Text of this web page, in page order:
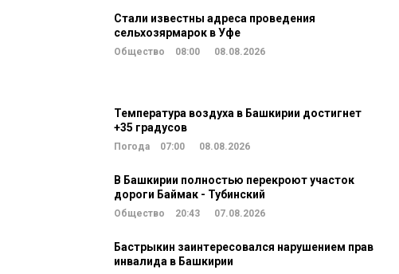
Стали известны адреса проведения
сельхозярмарок в Уфе
Общество 08:00 08.08.2026
Температура воздуха в Башкирии достигнет
+35 градусов
Погода 07:00 08.08.2026
В Башкирии полностью перекроют участок
дороги Баймак - Тубинский
Общество 20:43 07.08.2026
Бастрыкин заинтересовался нарушением прав
инвалида в Башкирии